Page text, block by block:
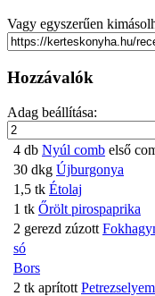
Vagy egyszerűen
Hozzávalók
Adag beállítása:
4 db Nyúl comb első
30 dkg Újburgonya
1,5 tk Étolaj
1 tk Őrölt pirospaprika
2 gerezd zúzott
só
Bors
2 tk aprított Petrezselyem